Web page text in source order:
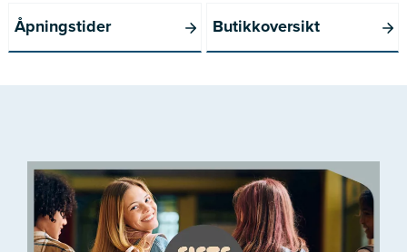
Åpningstider Butikkoversikt